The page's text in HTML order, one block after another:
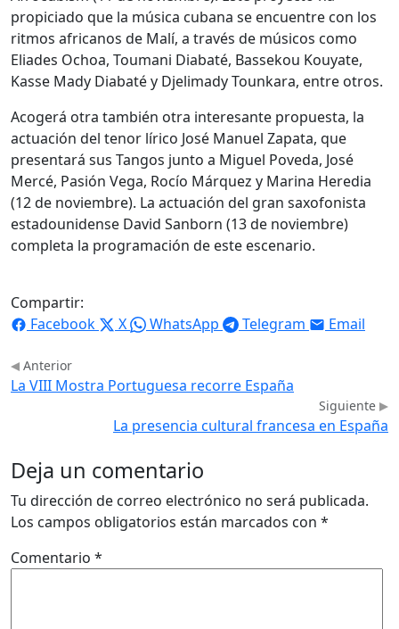
propiciado que la música cubana se encuentre con los
ritmos africanos de Malí, a través de músicos como
Eliades Ochoa, Toumani Diabaté, Bassekou Kouyate,
Kasse Mady Diabaté y Djelimady Tounkara, entre otros.
Acogerá otra también otra interesante propuesta, la
actuación del tenor lírico José Manuel Zapata, que
presentará sus Tangos junto a Miguel Poveda, José
Mercé, Pasión Vega, Rocío Márquez y Marina Heredia
(12 de noviembre). La actuación del gran saxofonista
estadounidense David Sanborn (13 de noviembre)
completa la programación de este escenario.
Compartir:
Facebook
X WhatsApp Telegram Email
Anterior
La VIII Mostra Portuguesa recorre España
Siguiente
La presencia cultural francesa en España
Deja un comentario
Tu dirección de correo electrónico no será publicada.
Los campos obligatorios están marcados con *
Comentario *